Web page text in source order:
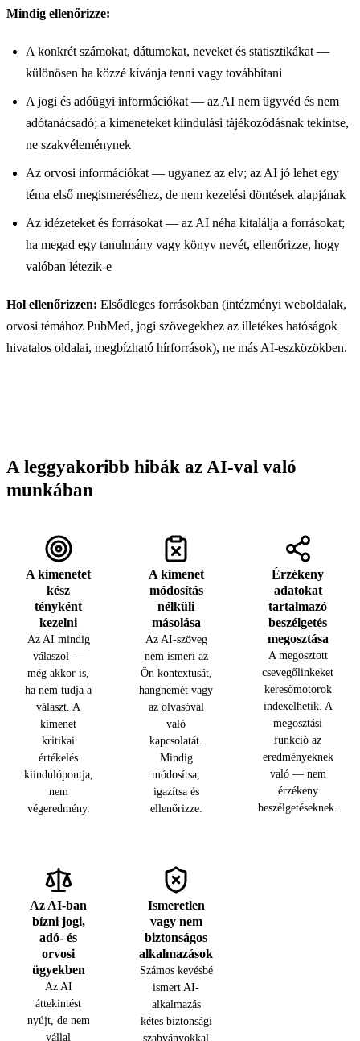
Mindig ellenőrizze:
A konkrét számokat, dátumokat, neveket és statisztikákat —
különösen ha közzé kívánja tenni vagy továbbítani
A jogi és adóügyi információkat — az AI nem ügyvéd és nem
adótanácsadó; a kimeneteket kiindulási tájékozódásnak tekintse,
ne szakvéleménynek
Az orvosi információkat — ugyanez az elv; az AI jó lehet egy
téma első megismeréséhez, de nem kezelési döntések alapjának
Az idézeteket és forrásokat — az AI néha kitalálja a forrásokat;
ha megad egy tanulmány vagy könyv nevét, ellenőrizze, hogy
valóban létezik-e
Hol ellenőrizzen: Elsődleges forrásokban (intézményi weboldalak,
orvosi témához PubMed, jogi szövegekhez az illetékes hatóságok
hivatalos oldalai, megbízható hírforrások), ne más AI-eszközökben.
A leggyakoribb hibák az AI-val való
munkában
A kimenetet
kész
tényként
kezelni
Az AI mindig
válaszol —
még akkor is,
ha nem tudja a
választ. A
kimenet
kritikai
értékelés
kiindulópontja,
nem
végeredmény.
A kimenet
módosítás
nélküli
másolása
Az AI-szöveg
nem ismeri az
Ön kontextusát,
hangnemét vagy
az olvasóval
való
kapcsolatát.
Mindig
módosítsa,
igazítsa és
ellenőrizze.
Érzékeny
adatokat
tartalmazó
beszélgetés
megosztása
A megosztott
csevegőlinkeket
keresőmotorok
indexelhetik. A
megosztási
funkció az
eredményeknek
való — nem
érzékeny
beszélgetéseknek.
Az AI-ban
bízni jogi,
adó- és
orvosi
ügyekben
Az AI
áttekintést
nyújt, de nem
vállal
Ismeretlen
vagy nem
biztonságos
alkalmazások
Számos kevésbé
ismert AI-
alkalmazás
kétes biztonsági
szabványokkal